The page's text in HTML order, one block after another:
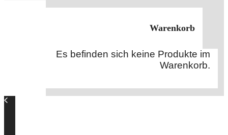
Warenkorb
Es befinden sich keine Produkte im
Warenkorb.